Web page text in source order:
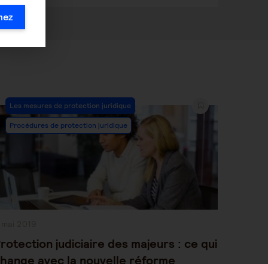
Post
Category:
Les mesures de protection juridique
Procédures de protection juridique
judiciaire des majeurs : ce qui
avec la nouvelle réforme